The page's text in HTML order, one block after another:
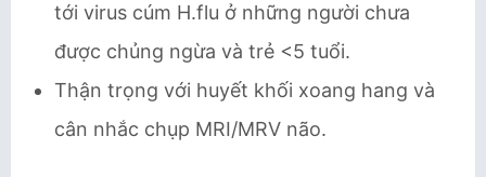
tới virus cúm H.flu ở những người chưa
được chủng ngừa và trẻ <5 tuổi.
Thận trọng với huyết khối xoang hang và
cân nhắc chụp MRI/MRV não.